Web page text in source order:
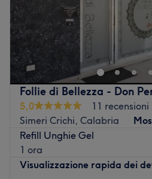
Follie di Bellezza - Don
5,0
11 recensioni
Simeri Crichi, Calabria
Refill Unghie Gel
1 ora
Visualizzazione rapida dei